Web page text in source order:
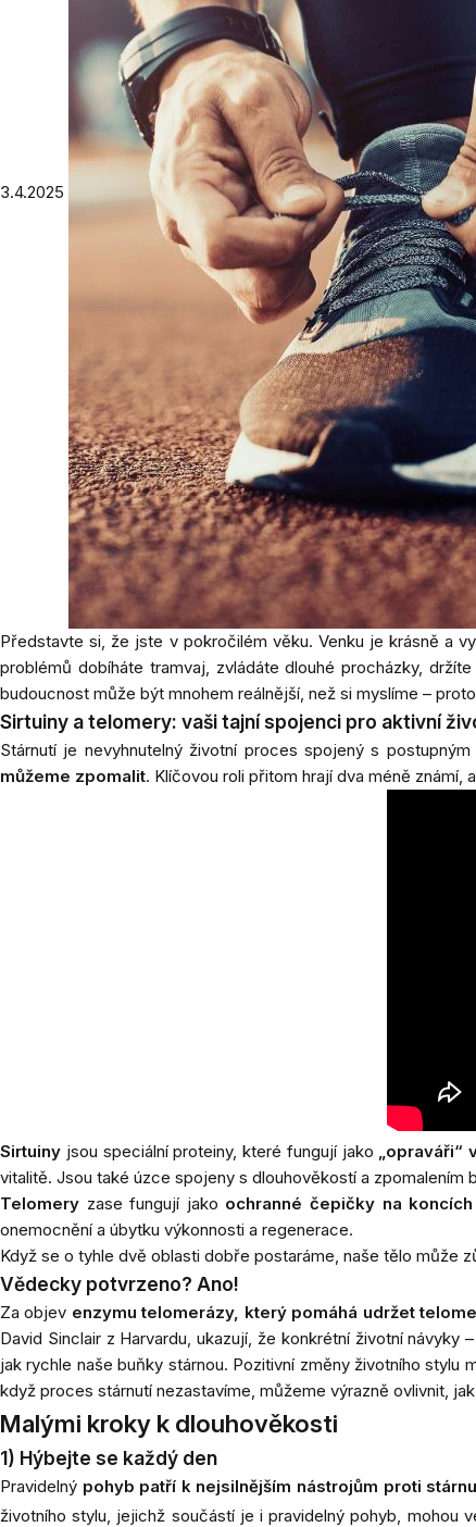
3.4.2025
Představte si, že jste v pokročilém věku. Venku je krásně a
problémů dobíháte tramvaj, zvládáte dlouhé procházky,
budoucnost může být mnohem reálnější, než si myslíme –
Sirtuiny a telomery: vaši tajní spojenci pro aktivní
Stárnutí je nevyhnutelný životní proces spojený s
můžeme zpomalit. Klíčovou roli přitom hrají dva méně známí,
Sirtuiny jsou speciální proteiny, které fungují jako „opraváři“
vitalitě. Jsou také úzce spojeny s dlouhověkostí a zpomalením
Telomery zase fungují jako ochranné čepičky na
onemocnění a úbytku výkonnosti a regenerace.
Když se o tyhle dvě oblasti dobře postaráme, naše tělo může
Vědecky potvrzeno? Ano!
Za objev enzymu telomerázy, který pomáhá udržet
David Sinclair z Harvardu, ukazují, že konkrétní životní návyky
jak rychle naše buňky stárnou. Pozitivní změny životního
když proces stárnutí nezastavíme, můžeme výrazně ovlivnit,
Malými kroky k dlouhověkosti
1) Hýbejte se každý den
Pravidelný pohyb patří k nejsilnějším nástrojům proti
životního stylu, jejichž součástí je i pravidelný pohyb, mohou